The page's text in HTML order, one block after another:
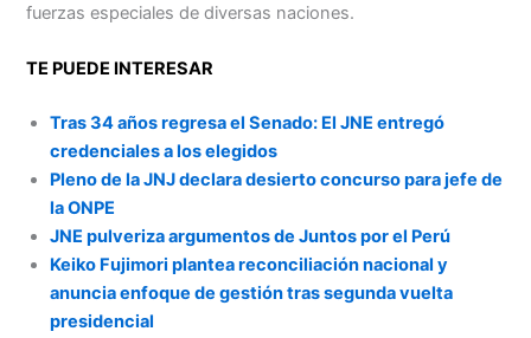
fuerzas especiales de diversas naciones.
TE PUEDE INTERESAR
Tras 34 años regresa el Senado: El JNE entregó
credenciales a los elegidos
Pleno de la JNJ declara desierto concurso para jefe de
la ONPE
JNE pulveriza argumentos de Juntos por el Perú
Keiko Fujimori plantea reconciliación nacional y
anuncia enfoque de gestión tras segunda vuelta
presidencial